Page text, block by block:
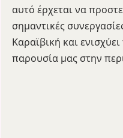
αυτό έρχεται να
σημαντικές
Καραϊβική και
παρουσία μας στην